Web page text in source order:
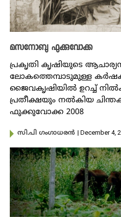
മസനോബു ഫുക്കുവോക്ക
പ്രകൃതി കൃഷിയുടെ
ലോകത്തെമ്പാടുമുള്ള
ജൈവകൃഷിയിൽ ഉറച്ച്
പ്രതീക്ഷയും നൽകിയ
ഫുക്കുവോക്ക 2008
സി.പി ഗംഗാധരൻ | December 4,